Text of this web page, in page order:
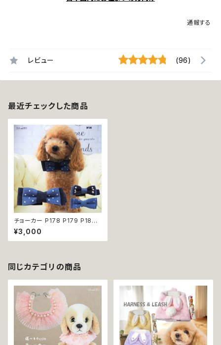
通報する
レビュー (96)
最近チェックした商品
チョーカー P178 P179 P180
アクセサリー ネック 蝶ネクタイ
リボン ボウタイ ネクタイ ドット
星 ドッグウェア dog 犬 猫 ペッ
小型犬 中型犬 おしゃれ わんこ
返品交換不可
¥3,000
同じカテゴリの商品